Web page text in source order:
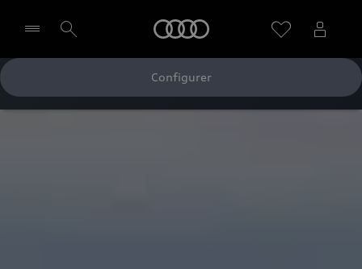
Sélectionner un Partenaire
Configurer